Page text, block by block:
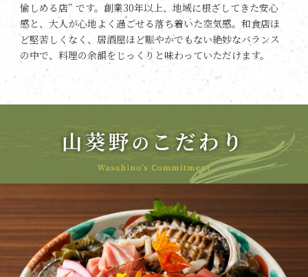
愉しめる店” です。創業30年以上、地域に根ざしてきた安心
感と、大人が心地よく過ごせる落ち着いた空気感。和食店ほ
ど堅苦しくなく、居酒屋ほど賑やかでもない絶妙なバランス
の中で、料理の余韻をじっくりと味わっていただけます。